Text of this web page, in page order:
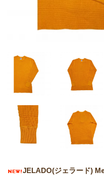
JELADO(ジェラード)